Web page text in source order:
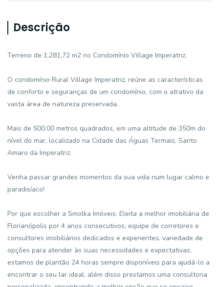
Descrição
Terreno de 1.281,72 m2 no Condomínio Village Imperatriz.
O condomínio Rural Village Imperatriz, reúne as características
de conforto e seguranças de um condomínio, com o atrativo da
vasta área de natureza preservada.
Mais de 500.00 metros quadrados, em uma altitude de 350m do
nível do mar, localizado na Cidade das Águas Termais, Santo
Amaro da Imperatriz.
Venha passar grandes momentos da sua vida num lugar calmo e
paradisíaco!
Por que escolher a Smolka Imóveis: Eleita a melhor imobiliária de
Florianópolis por 4 anos consecutivos, equipe de corretores e
consultores imobiliários dedicados e experientes, variedade de
opções para atender às suas necessidades e expectativas,
estamos de plantão 24 horas sempre disponíveis para ajudá-lo a
encontrar o seu lar ideal, além disso prestamos uma consultoria